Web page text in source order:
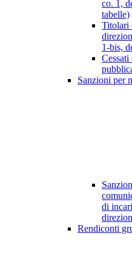
co. 1,
tabelle)
Titolari
1-bis,
Sanzioni per
di
Rendiconti